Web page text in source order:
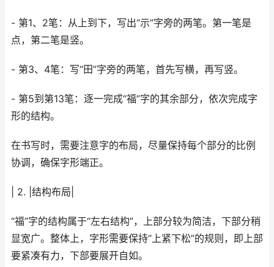
- 第1、2笔：从上到下，写出“示”字旁的两笔。第一笔是
点，第二笔是竖。
- 第3、4笔：写“田”字旁的两笔，首先写横，再写竖。
- 第5到第13笔：逐一完成“福”字的其余部分，依次完成字
形的结构。
在书写时，需要注意字的布局，尽量保持每个部分的比例
协调，确保字形端正。
| 2. |结构布局|
“福”字的结构属于“左右结构”，上部分较为简洁，下部分稍
显宽广。整体上，字形需要保持“上紧下松”的规则，即上部
要紧凑有力，下部要展开自如。